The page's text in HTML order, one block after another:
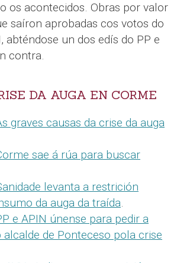
os acontecidos. Obras por valor
saíron aprobadas cos votos do
abténdose un dos edís do PP e
contra.
DA AUGA EN CORME
graves causas da crise da auga
sae á rúa para buscar
levanta a restrición
da auga da traída.
e APIN únense para pedir a
alcalde de Ponteceso pola crise